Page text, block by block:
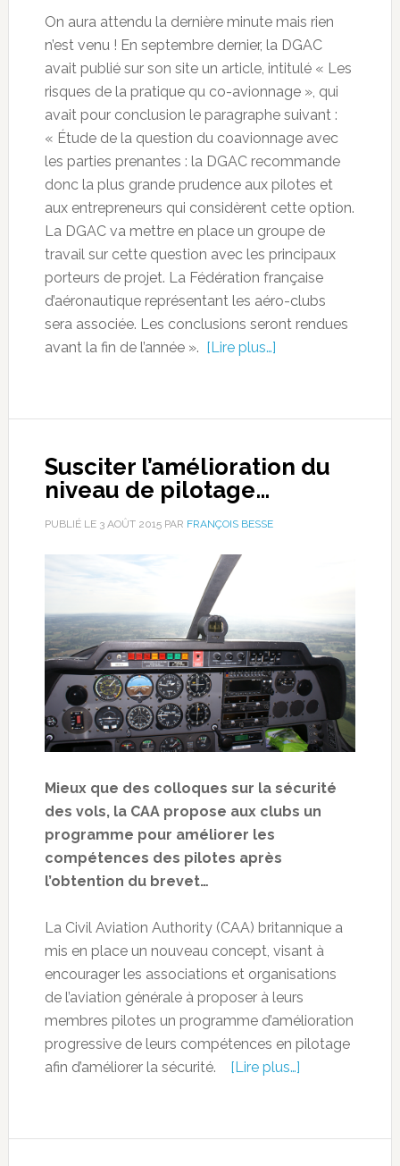
On aura attendu la dernière minute mais rien
n’est venu ! En septembre dernier, la DGAC
avait publié sur son site un article, intitulé « Les
risques de la pratique qu co-avionnage », qui
avait pour conclusion le paragraphe suivant :
« Étude de la question du coavionnage avec
les parties prenantes : la DGAC recommande
donc la plus grande prudence aux pilotes et
aux entrepreneurs qui considèrent cette option.
La DGAC va mettre en place un groupe de
travail sur cette question avec les principaux
porteurs de projet. La Fédération française
d’aéronautique représentant les aéro-clubs
sera associée. Les conclusions seront rendues
avant la fin de l’année ». [Lire plus…]
Susciter l’amélioration du
niveau de pilotage…
PUBLIÉ LE 3 AOÛT 2015PAR FRANÇOIS BESSE
Mieux que des colloques sur la sécurité
des vols, la CAA propose aux clubs un
programme pour améliorer les
compétences des pilotes après
l’obtention du brevet…
La Civil Aviation Authority (CAA) britannique a
mis en place un nouveau concept, visant à
encourager les associations et organisations
de l’aviation générale à proposer à leurs
membres pilotes un programme d’amélioration
progressive de leurs compétences en pilotage
afin d’améliorer la sécurité. [Lire plus…]